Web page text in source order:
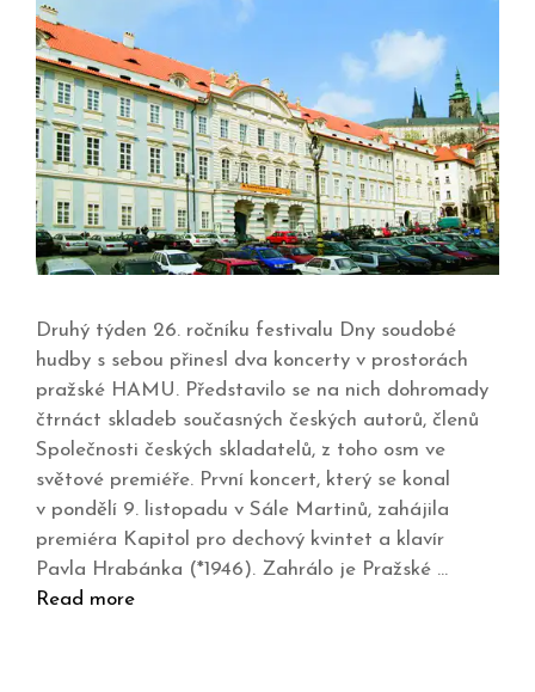
Druhý týden 26. ročníku festivalu Dny soudobé
hudby s sebou přinesl dva koncerty v prostorách
pražské HAMU. Představilo se na nich dohromady
čtrnáct skladeb současných českých autorů, členů
Společnosti českých skladatelů, z toho osm ve
světové premiéře. První koncert, který se konal
v pondělí 9. listopadu v Sále Martinů, zahájila
premiéra Kapitol pro dechový kvintet a klavír
Pavla Hrabánka (*1946). Zahrálo je Pražské …
Read more